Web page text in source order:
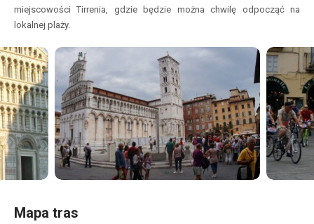
miejscowości Tirrenia, gdzie będzie można chwilę odpocząć na
lokalnej plaży.
Mapa tras